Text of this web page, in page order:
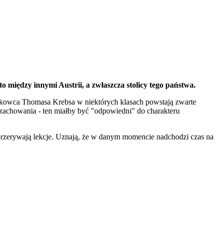
między innymi Austrii, a zwłaszcza stolicy tego państwa.
Thomasa Krebsa w niektórych klasach powstają zwarte
- ten miałby być "odpowiedni" do charakteru
lekcje. Uznają, że w danym momencie nadchodzi czas na